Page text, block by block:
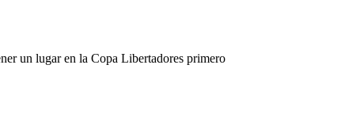
un lugar en la Copa Libertadores primero